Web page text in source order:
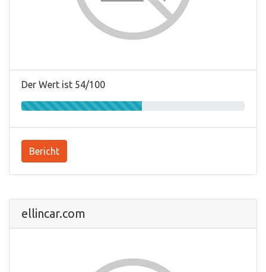
Der Wert ist 54/100
Bericht
ellincar.com